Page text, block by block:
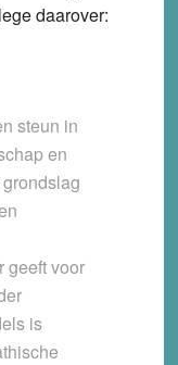
daarover:
steun in
en
geeft voor
is